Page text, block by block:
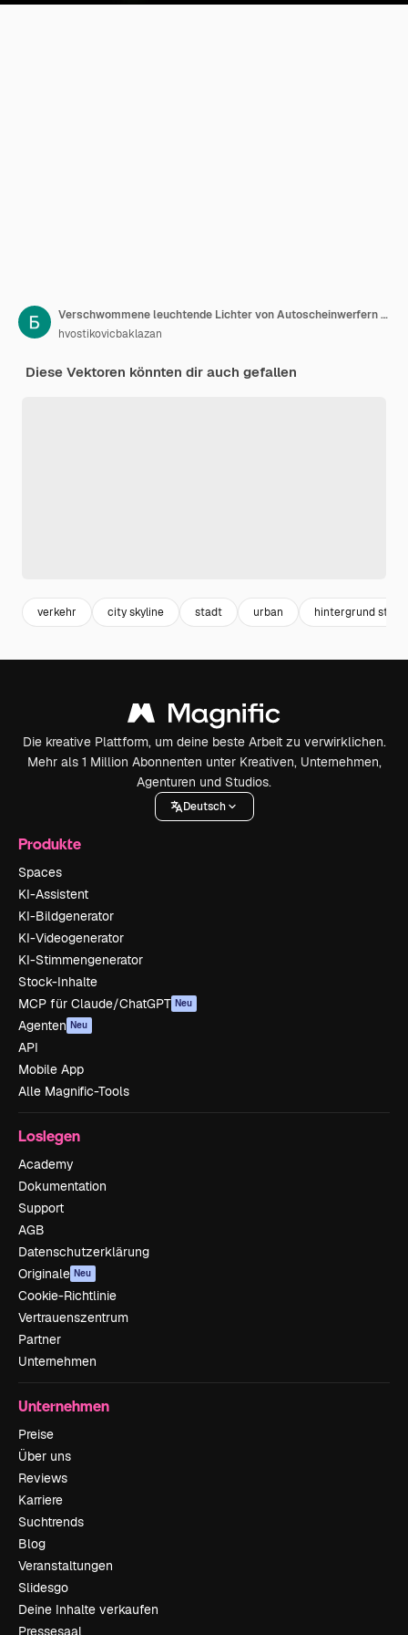
Verschwommene leuchtende Lichter von Autoscheinwerfern auf einer nassen, regnerischen Straße Vektorhintergrund der nächtlichen Stadt
hvostikovicbaklazan
Diese Vektoren könnten dir auch gefallen
verkehr city skyline stadt urban hintergrund stadt
Die kreative Plattform, um deine beste Arbeit zu verwirklichen.
Mehr als 1 Million Abonnenten unter Kreativen, Unternehmen,
Agenturen und Studios.
Deutsch
Produkte
Spaces
KI-Assistent
KI-Bildgenerator
KI-Videogenerator
KI-Stimmengenerator
Stock-Inhalte
MCP für Claude/ChatGPT Neu
Agenten Neu
API
Mobile App
Alle Magnific-Tools
Loslegen
Academy
Dokumentation
Support
AGB
Datenschutzerklärung
Originale Neu
Cookie-Richtlinie
Vertrauenszentrum
Partner
Unternehmen
Unternehmen
Preise
Über uns
Reviews
Karriere
Suchtrends
Blog
Veranstaltungen
Slidesgo
Deine Inhalte verkaufen
Pressesaal